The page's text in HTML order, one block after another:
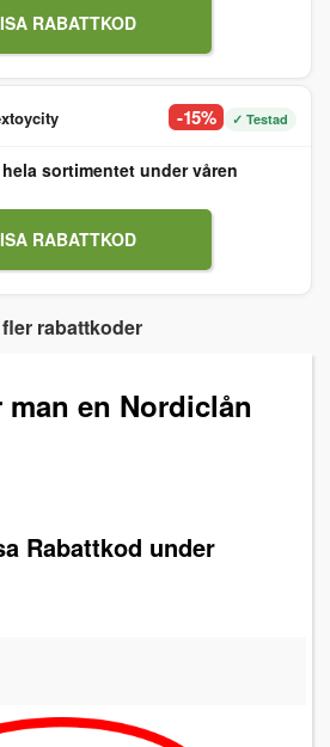
RABATTKOD
-15% ✓ Testad
sortimentet under våren
RABATTKOD
rabattkoder
man en Nordiclån
Rabattkod under